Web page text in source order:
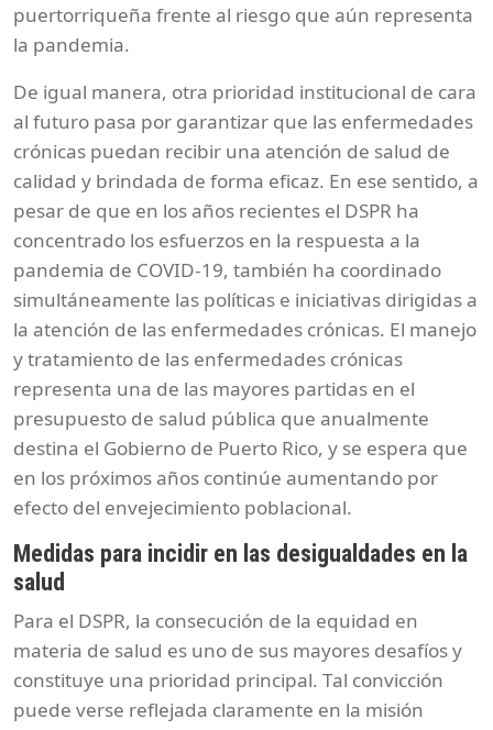
puertorriqueña frente al riesgo que aún representa
la pandemia.
De igual manera, otra prioridad institucional de cara
al futuro pasa por garantizar que las enfermedades
crónicas puedan recibir una atención de salud de
calidad y brindada de forma eficaz. En ese sentido, a
pesar de que en los años recientes el DSPR ha
concentrado los esfuerzos en la respuesta a la
pandemia de COVID-19, también ha coordinado
simultáneamente las políticas e iniciativas dirigidas a
la atención de las enfermedades crónicas. El manejo
y tratamiento de las enfermedades crónicas
representa una de las mayores partidas en el
presupuesto de salud pública que anualmente
destina el Gobierno de Puerto Rico, y se espera que
en los próximos años continúe aumentando por
efecto del envejecimiento poblacional.
Medidas para incidir en las desigualdades en la
salud
Para el DSPR, la consecución de la equidad en
materia de salud es uno de sus mayores desafíos y
constituye una prioridad principal. Tal convicción
puede verse reflejada claramente en la misión